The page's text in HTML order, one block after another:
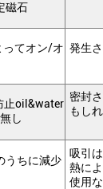
磁石
ってオン/オ 発生
止oil&water
し
密封
もし
うちに減少
吸引
熱に
使用